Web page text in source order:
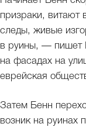
призраки, витают
следы, живые
в руины, — пишет
на фасадах на
еврейская
Затем Бенн
возник на руинах